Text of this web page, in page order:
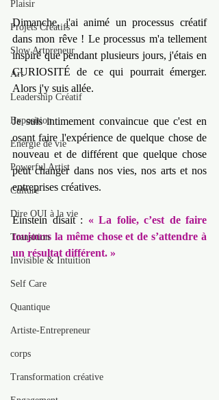
Plaisir
Projets Créatifs
Slow Artpreneur
Art
Leadership Créatif
Exposition
Energie de vie
Powerful Artist
Culture
Dire OUI à la vie
Transition
Invisible & Intuition
Self Care
Quantique
Artiste-Entrepreneur
corps
Transformation créative
Dimanche, j'ai animé un processus créatif
dans mon rêve ! Le processus m'a tellement
inspiré que pendant plusieurs jours, j'étais en
CURIOSITÉ de ce qui pourrait émerger.
Alors j'y suis allée.
Je suis intimement convaincue que c'est en
osant faire l'expérience de quelque chose de
nouveau et de différent que quelque chose
peut changer dans nos vies, nos arts et nos
entreprises créatives.
Einstein disait : « La folie, c’est de faire
toujours la même chose et de s’attendre à
un résultat différent. »